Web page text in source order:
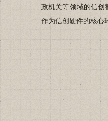
政机关等领域的信创
作为信创硬件的核心